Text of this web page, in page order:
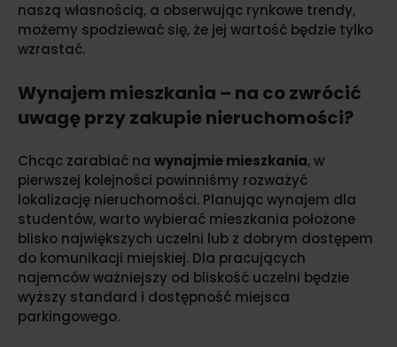
naszą własnością, a obserwując rynkowe trendy,
możemy spodziewać się, że jej wartość będzie tylko
wzrastać.
Wynajem mieszkania – na co zwrócić
uwagę przy zakupie nieruchomości?
Chcąc zarabiać na wynajmie mieszkania, w
pierwszej kolejności powinniśmy rozważyć
lokalizację nieruchomości. Planując wynajem dla
studentów, warto wybierać mieszkania położone
blisko największych uczelni lub z dobrym dostępem
do komunikacji miejskiej. Dla pracujących
najemców ważniejszy od bliskość uczelni będzie
wyższy standard i dostępność miejsca
parkingowego.